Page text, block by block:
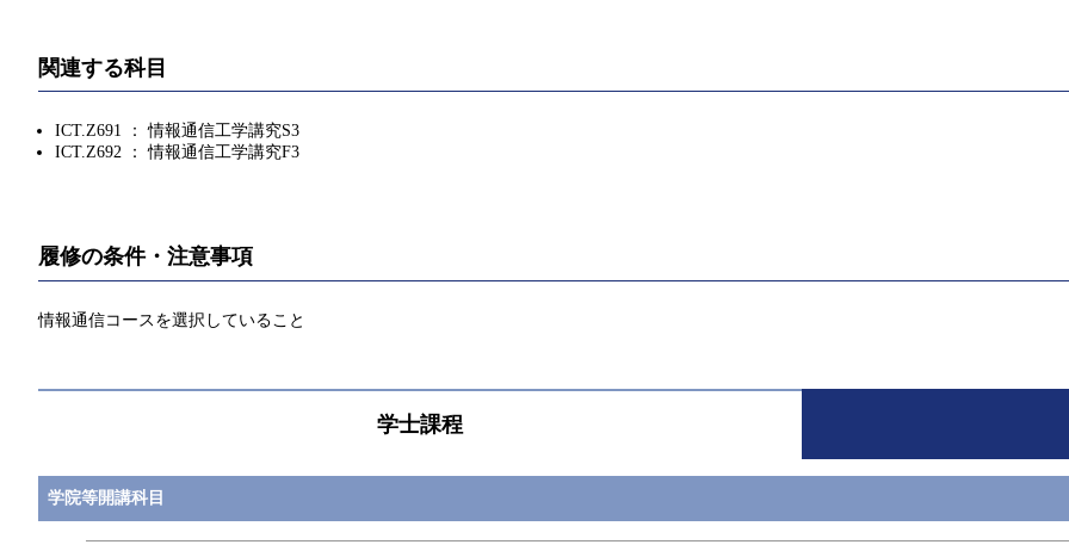
関連する科目
ICT.Z691 ： 情報通信工学講究S3
ICT.Z692 ： 情報通信工学講究F3
履修の条件・注意事項
情報通信コースを選択していること
学士課程
学院等開講科目